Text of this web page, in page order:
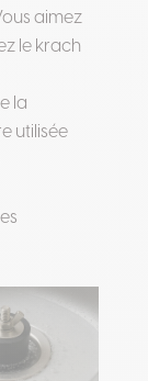
aimez
le krach
la
utilisée